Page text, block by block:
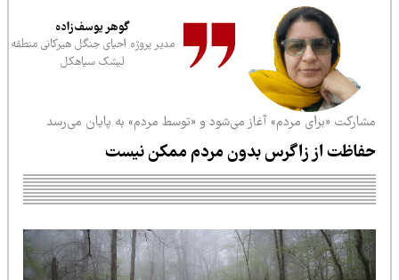
گوهر یوسف‌زاده
مدیر پروژه احیای جنگل هیرکانی منطقه
لیشک سیاهکل
«برای مردم» آغاز می‌شود و «توسط مردم» به پایان می‌رسد
از زاگرس بدون مردم ممکن نیست